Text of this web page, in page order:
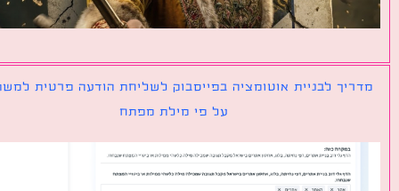
לבניית אוטומציה בפייסבוק לשליחת הודעה פרטית למשתמש
על פי מילת מפתח